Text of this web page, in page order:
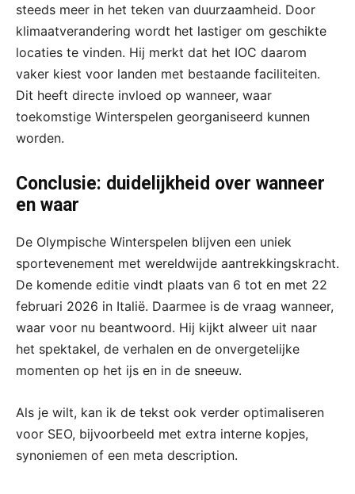
steeds meer in het teken van duurzaamheid. Door
klimaatverandering wordt het lastiger om geschikte
locaties te vinden. Hij merkt dat het IOC daarom
vaker kiest voor landen met bestaande faciliteiten.
Dit heeft directe invloed op wanneer, waar
toekomstige Winterspelen georganiseerd kunnen
worden.
Conclusie: duidelijkheid over wanneer
en waar
De Olympische Winterspelen blijven een uniek
sportevenement met wereldwijde aantrekkingskracht.
De komende editie vindt plaats van 6 tot en met 22
februari 2026 in Italië. Daarmee is de vraag wanneer,
waar voor nu beantwoord. Hij kijkt alweer uit naar
het spektakel, de verhalen en de onvergetelijke
momenten op het ijs en in de sneeuw.
Als je wilt, kan ik de tekst ook verder optimaliseren
voor SEO, bijvoorbeeld met extra interne kopjes,
synoniemen of een meta description.